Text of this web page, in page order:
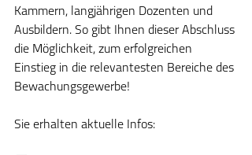
Kammern, langjährigen Dozenten und
Ausbildern. So gibt Ihnen dieser Abschluss
die Möglichkeit, zum erfolgreichen
Einstieg in die relevantesten Bereiche des
Bewachungsgewerbe!
Sie erhalten aktuelle Infos: